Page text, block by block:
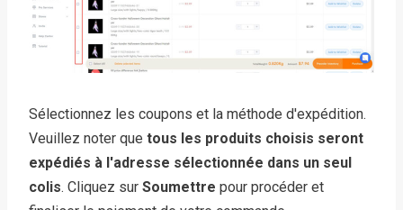
Sélectionnez les coupons et la méthode d'expédition.
Veuillez noter que tous les produits choisis seront
expédiés à l'adresse sélectionnée dans un seul
colis. Cliquez sur Soumettre pour procéder et